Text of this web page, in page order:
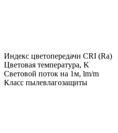
Индекс цветопередачи CRI (Ra)
Цветовая температура, K
Световой поток на 1м, lm/m
Класс пылевлагозащиты